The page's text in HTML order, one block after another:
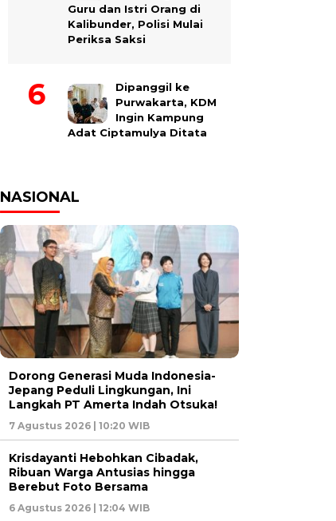
Guru dan Istri Orang di
Kalibunder, Polisi Mulai
Periksa Saksi
Dipanggil ke
Purwakarta, KDM
Ingin Kampung
Adat Ciptamulya Ditata
NASIONAL
Dorong Generasi Muda Indonesia-
Jepang Peduli Lingkungan, Ini
Langkah PT Amerta Indah Otsuka!
7 Agustus 2026 | 10:20 WIB
Krisdayanti Hebohkan Cibadak,
Ribuan Warga Antusias hingga
Berebut Foto Bersama
6 Agustus 2026 | 12:04 WIB